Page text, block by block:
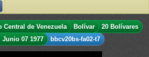
Central de Venezuela Bolívar
20 Bolívares
Junio 07 1977 bbcv20bs-fa02-t7